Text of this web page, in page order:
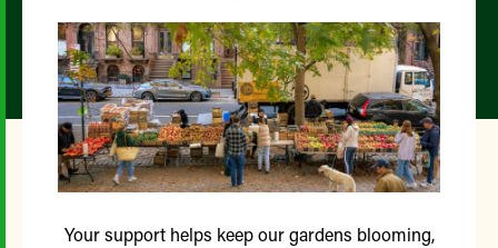
Your support helps keep our gardens blooming,